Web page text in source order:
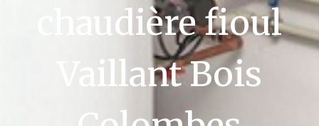
chaudière fioul
Vaillant Bois